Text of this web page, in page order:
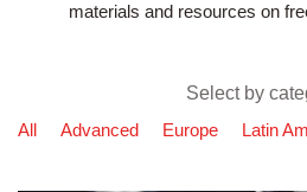
materials and resources on
Select by
All
Advanced Europe Latin